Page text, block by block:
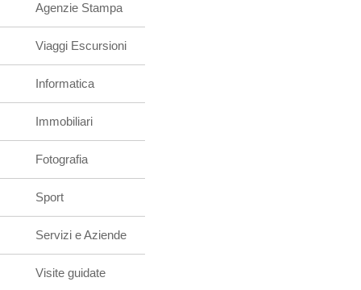
Agenzie Stampa
Viaggi Escursioni
Informatica
Immobiliari
Fotografia
Sport
Servizi e Aziende
Visite guidate